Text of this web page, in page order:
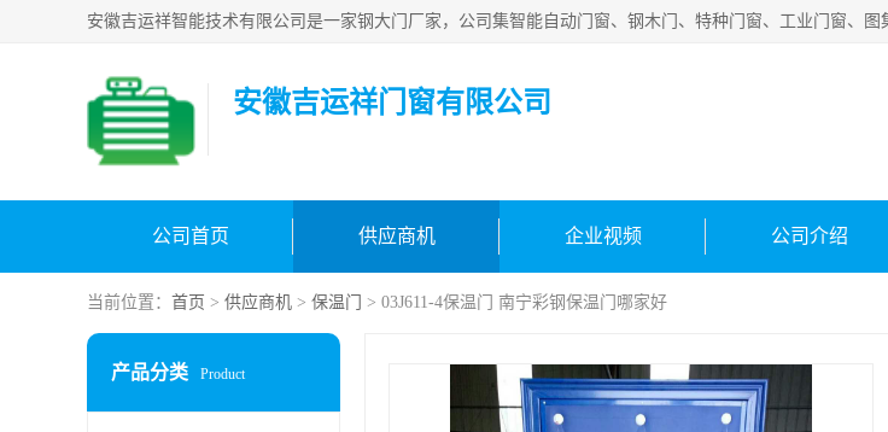
安徽吉运祥门窗有限公司
公司首页 供应商机 企业视频 公司介绍
当前位置： 首页 > 供应商机 > 保温门 > 03J611-4保温门 南宁彩钢保温门哪家好
产品分类 Product